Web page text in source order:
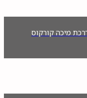
מיכה קורקוס